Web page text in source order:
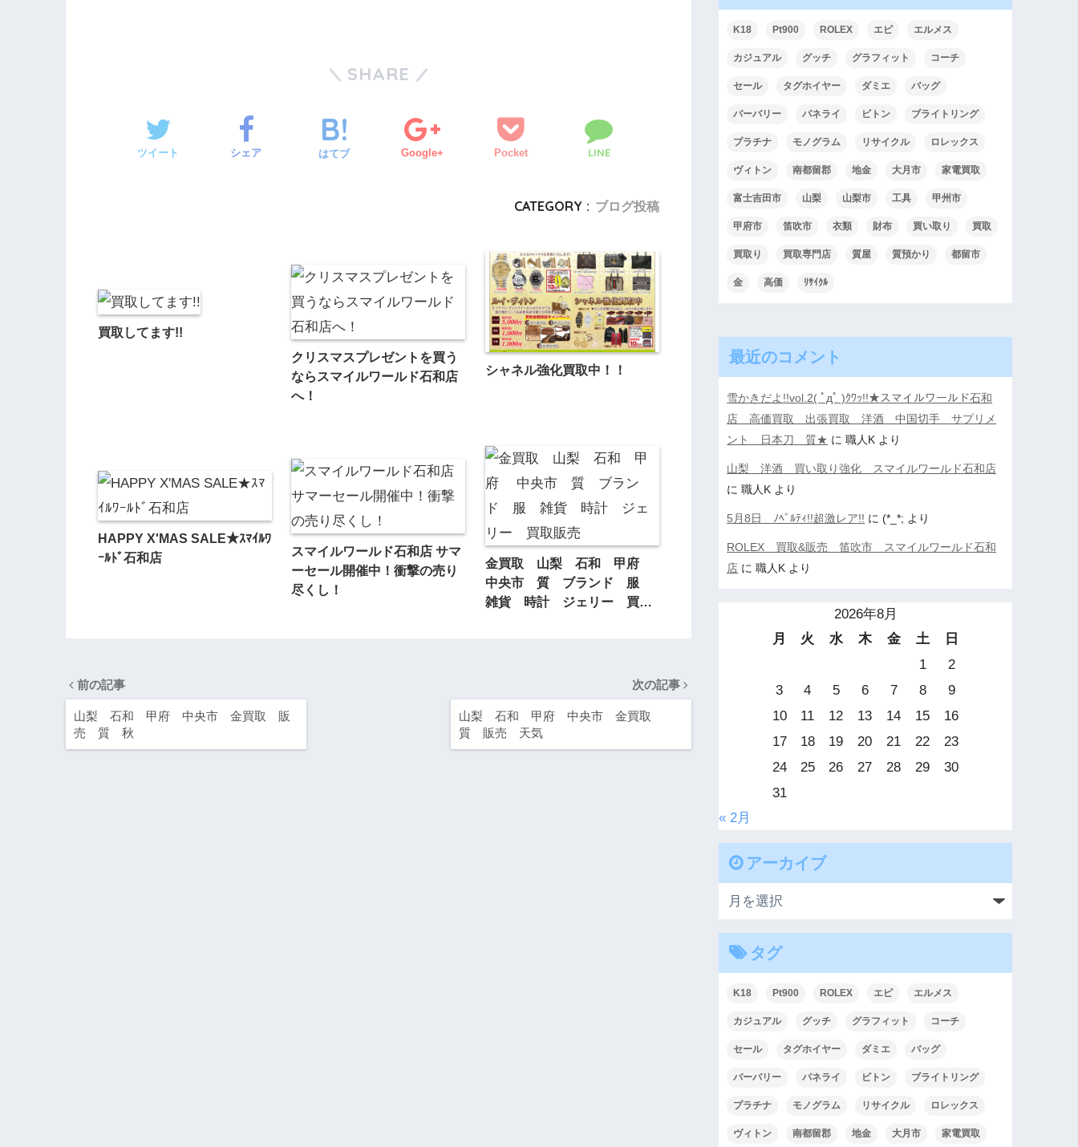
SHARE
ツイート シェア はてブ Google+ Pocket LINE
CATEGORY : ブログ投稿
買取してます!!
クリスマスプレゼントを買う
ならスマイルワールド石和店
へ！
シャネル強化買取中！！
HAPPY X'MAS SALE★ｽﾏｲﾙﾜ
ｰﾙﾄﾞ石和店
スマイルワールド石和店 サマ
ーセール開催中！衝撃の売り
尽くし！
金買取 山梨 石和 甲府
中央市 質 ブランド 服
雑貨 時計 ジェリー 買取
前の記事
山梨 石和 甲府 中央市 金買取 販
売 質 秋
次の記事
山梨 石和 甲府 中央市 金買取
質 販売 天気
K18 Pt900 ROLEX エピ エルメス
カジュアル グッチ グラフィット コーチ
セール タグホイヤー ダミエ バッグ
バーバリー パネライ ビトン ブライトリング
プラチナ モノグラム リサイクル ロレックス
ヴィトン 南都留郡 地金 大月市 家電買取
富士吉田市 山梨 山梨市 工具 甲州市
甲府市 笛吹市 衣類 財布 買い取り 買取
買取り 買取専門店 質屋 質預かり 都留市
金 高価 ﾘｻｲｸﾙ
最近のコメント
雪かきだよ!!vol.2( ﾟдﾟ )ｸﾜｯ!!★スマイルワールド石和
店 高価買取 出張買取 洋酒 中国切手 サプリメ
ント 日本刀 質★ に職人K より
山梨 洋酒 買い取り強化 スマイルワールド石和店
に職人K より
5月8日 ﾉﾍﾞﾙﾃｨ!!超激レア!! に (*_*; より
ROLEX 買取&販売 笛吹市 スマイルワールド石和
店 に職人K より
2026年8月
月
火 水 木 金 土
日
1
2
3
4 5 6 7 8
9
10
11 12 13 14 15
16
17
18 19 20 21 22
23
24
25 26 27 28 29
30
31
« 2月
アーカイブ
タグ
K18 Pt900 ROLEX エピ エルメス
カジュアル グッチ グラフィット コーチ
セール タグホイヤー ダミエ バッグ
バーバリー パネライ ビトン ブライトリング
プラチナ モノグラム リサイクル ロレックス
ヴィトン 南都留郡 地金 大月市 家電買取